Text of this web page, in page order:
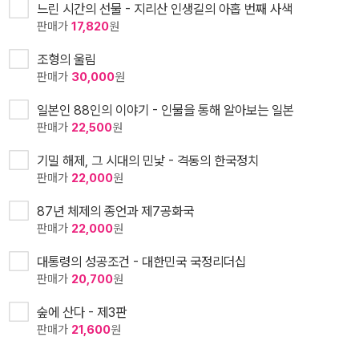
느린 시간의 선물 - 지리산 인생길의 아홉 번째 사색
판매가 17,820원
조형의 울림
판매가 30,000원
일본인 88인의 이야기 - 인물을 통해 알아보는 일본
판매가 22,500원
기밀 해제, 그 시대의 민낯 - 격동의 한국정치
판매가 22,000원
87년 체제의 종언과 제7공화국
판매가 22,000원
대통령의 성공조건 - 대한민국 국정리더십
판매가 20,700원
숲에 산다 - 제3판
판매가 21,600원